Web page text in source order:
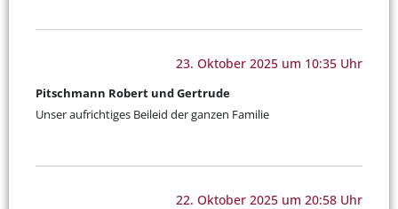
23. Oktober 2025 um 10:35 Uhr
Pitschmann Robert und Gertrude
Unser aufrichtiges Beileid der ganzen Familie
22. Oktober 2025 um 20:58 Uhr